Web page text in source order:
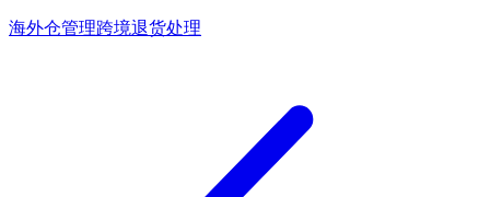
海外仓管理跨境退货处理